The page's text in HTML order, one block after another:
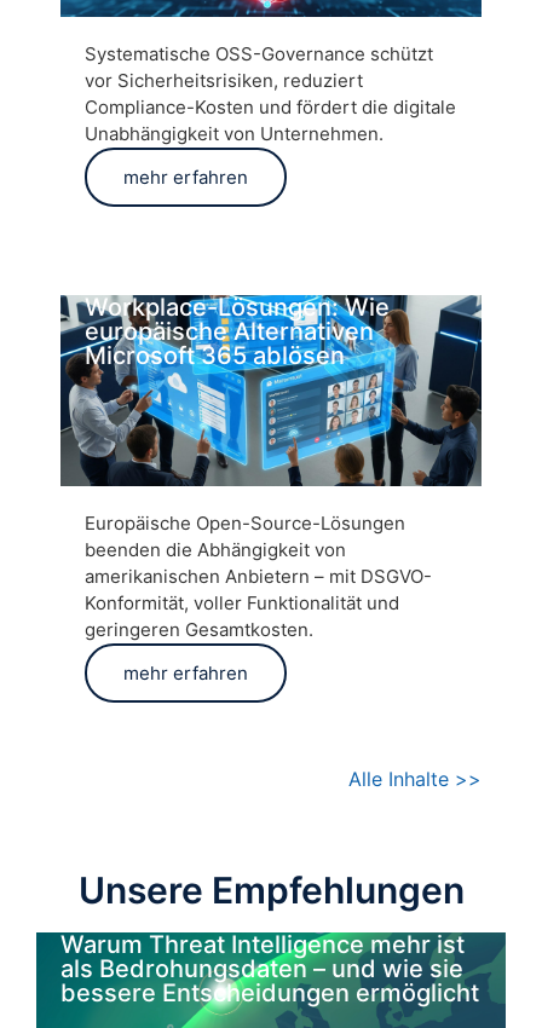
Systematische OSS-Governance schützt
vor Sicherheitsrisiken, reduziert
Compliance-Kosten und fördert die digitale
Unabhängigkeit von Unternehmen.
mehr erfahren
Workplace-Lösungen: Wie
europäische Alternativen
Microsoft 365 ablösen
Europäische Open-Source-Lösungen
beenden die Abhängigkeit von
amerikanischen Anbietern – mit DSGVO-
Konformität, voller Funktionalität und
geringeren Gesamtkosten.
mehr erfahren
Alle Inhalte >>
Unsere Empfehlungen
Warum Threat Intelligence mehr ist
als Bedrohungsdaten – und wie sie
bessere Entscheidungen ermöglicht